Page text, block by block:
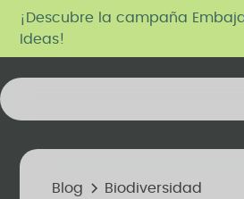
¡Descubre la campaña
Ideas!
Blog Biodiversidad